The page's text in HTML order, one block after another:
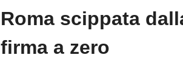
Roma scippata
firma a zero